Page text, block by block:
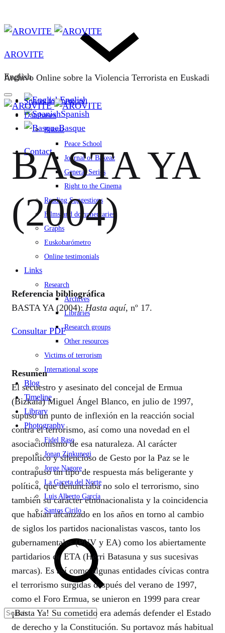
English
English
Spanish
Basque
Contact
AROVITE
Archivo Online sobre la Violencia Terrorista en Euskadi
Spaces for memory
Databases
Bakeaz
Peace School
Journal of Bakeaz
General Series
Right to the Cinema
Reading Suggestions
Films and documentaries
Graphs
Euskobarómetro
Online testimonials
Links
Research
Archives
Libraries
Research groups
Other resources
Victims of terrorism
International scope
Blog
Timeline
Library
Photography
Fidel Raso
Jonan Zinkunegi
Jorge Nagore
La Gaceta del Norte
Luis Alberto García
Santos Cirilo
Search
BASTA YA
(2004)
Referencia bibliográfica
BASTA YA (2004):Hasta aquí, nº 17.
Consultar PDF
Resumen
El secuestro y asesinato del concejal de Ermua
(Bizkaia) Miguel Ángel Blanco, en julio de 1997,
supuso un punto de inflexión en la reacción social
contra el terrorismo, así como una novedad en el
asociacionismo de esa naturaleza. Al carácter
prepolítico y silencioso de Gesto por la Paz se le
contrapuso un tipo de respuesta más beligerante y
política, que denunciaba no solo el terrorismo, sino
también su carácter etnonacionalista y la coincidencia
que habían alcanzado en los años en torno al cambio
de siglos los partidos nacionalistas vascos, tanto los
gubernamentales (PNV y EA) como los abiertamente
partidarios de ETA (Herri Batasuna y sus sucesivas
marcas). Es así como algunas entidades cívicas contra
el terrorismo surgidas después del verano de 1997,
como el Foro Ermua, se unieron en 1999 para crear
¡Basta Ya! Su cometido era además defender el Estado
de derecho y la Constitución. Su portavoz más habitual